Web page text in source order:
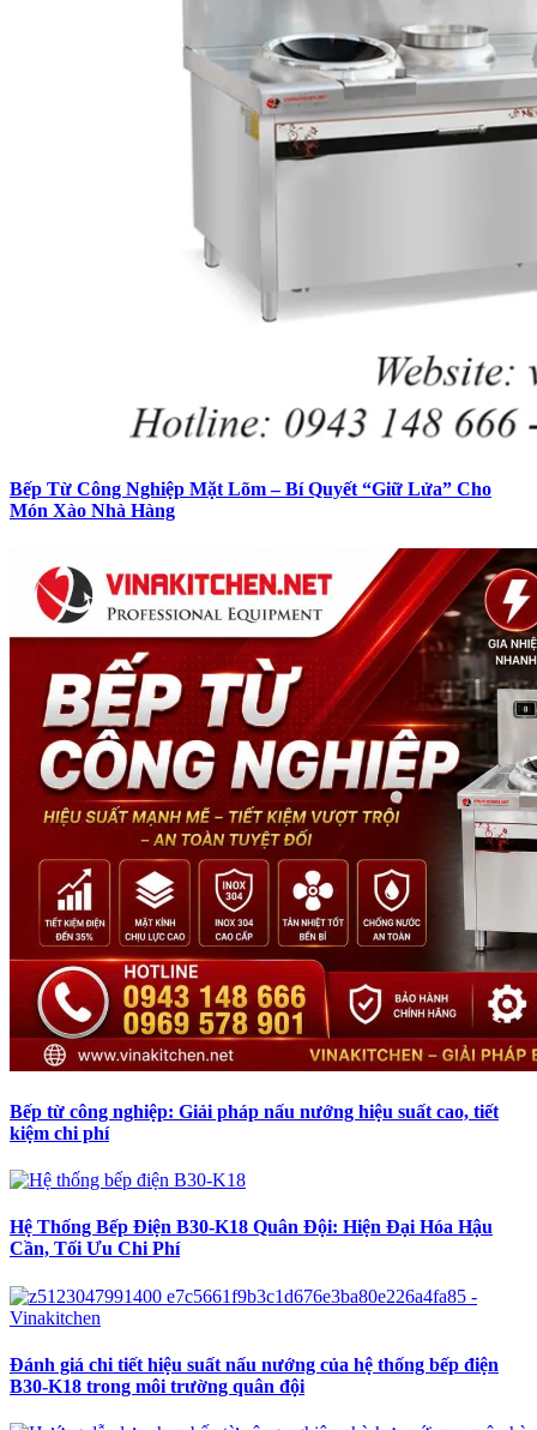
Bếp Từ Công Nghiệp Mặt Lõm – Bí Quyết “Giữ Lửa” Cho
Món Xào Nhà Hàng
Bếp từ công nghiệp: Giải pháp nấu nướng hiệu suất cao, tiết
kiệm chi phí
Hệ Thống Bếp Điện B30-K18 Quân Đội: Hiện Đại Hóa Hậu
Cần, Tối Ưu Chi Phí
Đánh giá chi tiết hiệu suất nấu nướng của hệ thống bếp điện
B30-K18 trong môi trường quân đội